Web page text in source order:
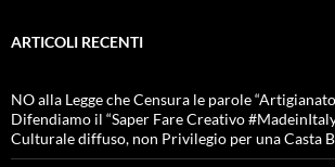
ARTICOLI RECENTI
NO alla Legge che Censura le parole
Difendiamo il “Saper Fare Creativo
Culturale diffuso, non Privilegio per una Casta